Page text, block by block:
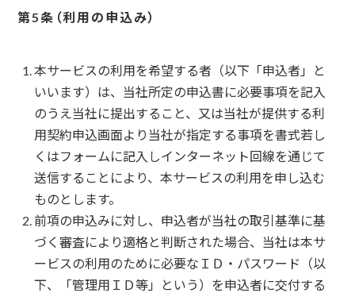
利用の申込み
本サービスの利用を希望する者（以下「申込者」と
いいます）は、当社所定の申込書に必要事項を記入
のうえ当社に提出すること、又は当社が提供する利
用契約申込画面より当社が指定する事項を書式若し
くはフォームに記入しインターネット回線を通じて
送信することにより、本サービスの利用を申し込む
ものとします。
前項の申込みに対し、申込者が当社の取引基準に基
づく審査により適格と判断された場合、当社は本サ
ービスの利用のために必要なＩＤ・パスワード（以
下、「管理用ＩＤ等」という）を申込者に交付する